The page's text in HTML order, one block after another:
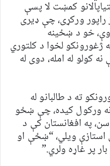
کمښت لا پسې
ورکړی، چې ډیری
خو د ښځینه
ژغورونکو لخوا د کلتوري
کولو له امله، دوی له
ته د طالبانو له
نه ورکول کیده، چې ښځو
په افغانستان کې د
ویلي، “ښځې او
پر غاړه ولري.”